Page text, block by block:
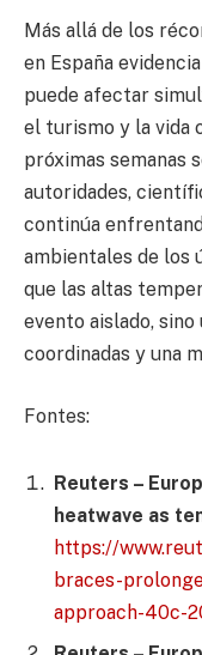
Más allá de los
en España
puede afectar
el turismo y la vida
próximas semanas
autoridades,
continúa
ambientales de los
que las altas
evento aislado,
coordinadas y una
Fontes:
Reuters –
heatwave as
https://
braces-
approach-40c-